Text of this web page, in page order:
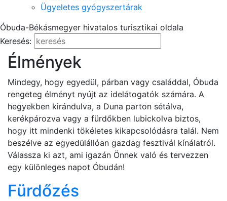
Ügyeletes gyógyszertárak
Óbuda-Békásmegyer hivatalos turisztikai oldala
Keresés:
Élmények
Mindegy, hogy egyedül, párban vagy családdal, Óbuda
rengeteg élményt nyújt az idelátogatók számára. A
hegyekben kirándulva, a Duna parton sétálva,
kerékpározva vagy a fürdőkben lubickolva biztos,
hogy itt mindenki tökéletes kikapcsolódásra talál. Nem
beszélve az egyedülállóan gazdag fesztivál kínálatról.
Válassza ki azt, ami igazán Önnek való és tervezzen
egy különleges napot Óbudán!
Fürdőzés